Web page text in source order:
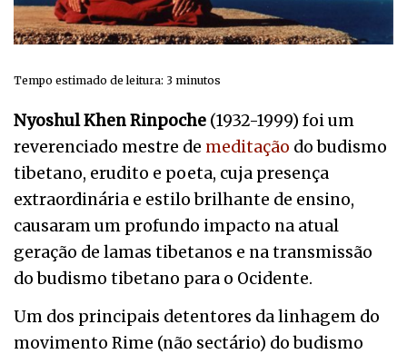
Tempo estimado de leitura: 3 minutos
Nyoshul Khen Rinpoche (1932-1999) foi um
reverenciado mestre de meditação do budismo
tibetano, erudito e poeta, cuja presença
extraordinária e estilo brilhante de ensino,
causaram um profundo impacto na atual
geração de lamas tibetanos e na transmissão
do budismo tibetano para o Ocidente.
Um dos principais detentores da linhagem do
movimento Rime (não sectário) do budismo